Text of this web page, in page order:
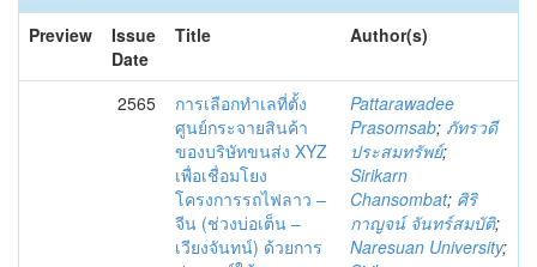
Preview
Issue
Date
Title Author(s)
2565
การเลือกทำเลที่ตั้ง
ศูนย์กระจายสินค้า
ของบริษัทขนส่ง XYZ
เพื่อเชื่อมโยง
โครงการรถไฟลาว –
จีน (ช่วงบ่อเต็น –
เวียงจันทน์) ด้วยการ
Pattarawadee
Prasomsab; ภัทรวดี
ประสมทรัพย์;
Sirikarn
Chansombat; ศิริ
กาญจน์ จันทร์สมบัติ;
Naresuan University;